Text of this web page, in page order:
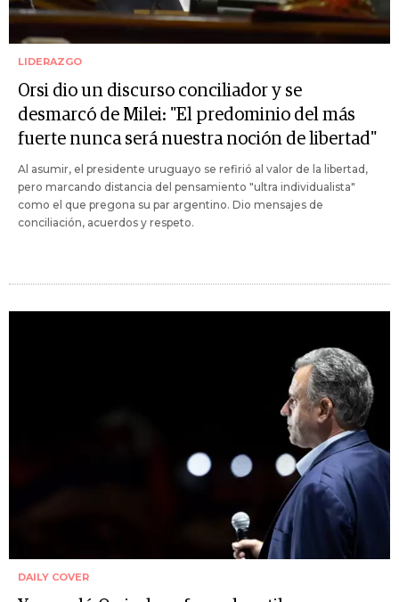
LIDERAZGO
Orsi dio un discurso conciliador y se
desmarcó de Milei: "El predominio del más
fuerte nunca será nuestra noción de libertad"
Al asumir, el presidente uruguayo se refirió al valor de la libertad,
pero marcando distancia del pensamiento "ultra individualista"
como el que pregona su par argentino. Dio mensajes de
conciliación, acuerdos y respeto.
DAILY COVER